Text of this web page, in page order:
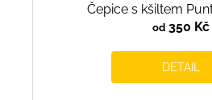
Čepice s kšiltem
od350 Kč
DETAIL